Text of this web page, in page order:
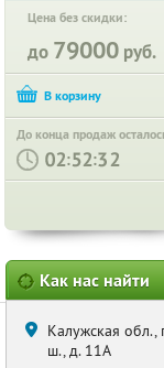
Цена без скидки:
до 79000 руб.
До конца продаж
: :
Как нас найти
Калужская обл.,
ш., д. 11А